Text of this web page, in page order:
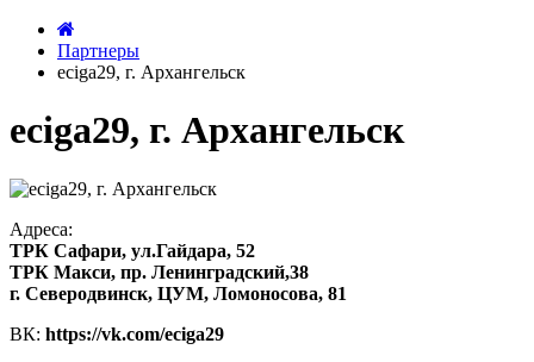
Партнеры
eciga29, г. Архангельск
eciga29, г. Архангельск
Адреса:
ТРК Сафари, ул.Гайдара, 52
ТРК Макси, пр. Ленинградский,38
г. Северодвинск, ЦУМ, Ломоносова, 81
ВК: https://vk.com/eciga29